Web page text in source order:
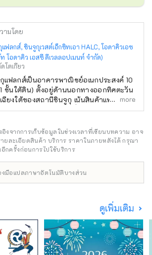
ามโดย
ฟลกส์, ชินจูกุเวสต์เอ็กซิทเอา HALC, โอดาคิวเอซ
โอดาคิว เอสซี ดีเวลลอปเมนท์ จำกัด)
โตเกียว
แฟลกส์เป็นอาคารพาณิชย์อเนกประสงค์ 10
ชั้นใต้ดิน) ตั้งอยู่ด้านนอกทางออกทิศตะวัน
ฉียงใต้ของสถานีชินจูกุ เน้นสินค้าแฟชั่น
ละดนตรี โดยมีร้านค้าชื่อดังมากมาย เช่น
West Exit HALC เป็นอาคารพาณิชย์
ประสงค์ที่ตั้งอยู่ตรงข้ามทางออกทิศตะวัน
งสถานีชินจูกุ ประกอบด้วยชั้นใต้ดิน 3 ชั้น
ร้าน Bic Camera, ร้านอาหาร, สถาน
องชินจูกุ แบ่งออกเป็นสองอาคาร คือ อาคาร
และอาคารใต้ ที่นี่มีร้านอาหารและร้านค้า
หลากหลายประเภท ทำให้คุณสามารถ
ดเพลินกับการช้อปปิ้งและอาหารริมทางแบบ
ๆ โดยไม่ต้องเปียกฝน
more
งจากการเก็บข้อมูลในช่วงเวลาที่เขียนบทความ อาจ
ยละเอียดสินค้า บริการ ราคาในภายหลังได้ กรุณา
กครั้งก่อนการไปใช้บริการ
งมือแปลภาษาอัตโนมัติบางส่วน
ดูเพิ่มเติม